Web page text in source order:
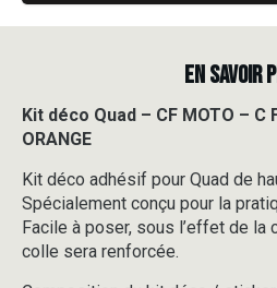
Quad
-
C
450
S
-
2DR6
-
ORANGE
EN SAVOIR
Kit déco Quad – CF MOTO – C
ORANGE
Kit déco adhésif pour Quad de
Spécialement conçu pour la
Facile à poser, sous l’effet de la
colle sera renforcée.